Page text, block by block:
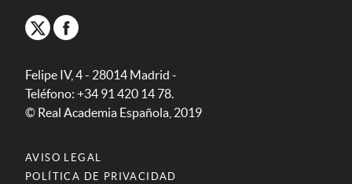
Felipe IV, 4 - 28014 Madrid -
Teléfono: +34 91 420 14 78.
© Real Academia Española, 2019
AVISO LEGAL
POLÍTICA DE PRIVACIDAD